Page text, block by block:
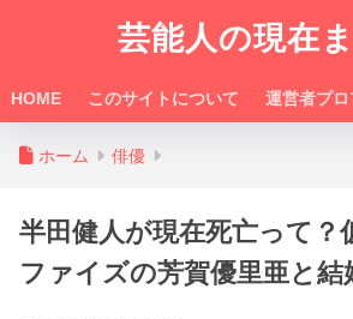
芸能人の現在
HOME このサイトについて 運営者プ
ホーム 俳優
半田健人が現在死亡って？
ファイズの芳賀優里亜と結